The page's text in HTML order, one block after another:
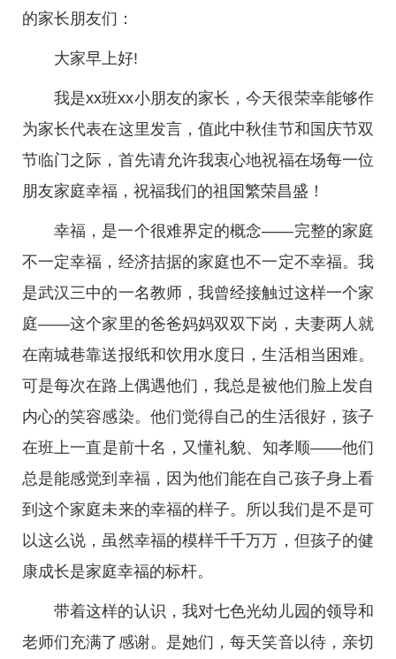
的家长朋友们：
大家早上好!
我是xx班xx小朋友的家长，今天很荣幸能够作
为家长代表在这里发言，值此中秋佳节和国庆节双
节临门之际，首先请允许我衷心地祝福在场每一位
朋友家庭幸福，祝福我们的祖国繁荣昌盛！
幸福，是一个很难界定的概念——完整的家庭
不一定幸福，经济拮据的家庭也不一定不幸福。我
是武汉三中的一名教师，我曾经接触过这样一个家
庭——这个家里的爸爸妈妈双双下岗，夫妻两人就
在南城巷靠送报纸和饮用水度日，生活相当困难。
可是每次在路上偶遇他们，我总是被他们脸上发自
内心的笑容感染。他们觉得自己的生活很好，孩子
在班上一直是前十名，又懂礼貌、知孝顺——他们
总是能感觉到幸福，因为他们能在自己孩子身上看
到这个家庭未来的幸福的样子。所以我们是不是可
以这么说，虽然幸福的模样千千万万，但孩子的健
康成长是家庭幸福的标杆。
带着这样的认识，我对七色光幼儿园的领导和
老师们充满了感谢。是她们，每天笑音以待，亲切